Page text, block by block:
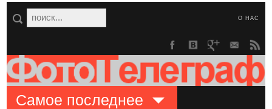
О НАС
Самое последнее